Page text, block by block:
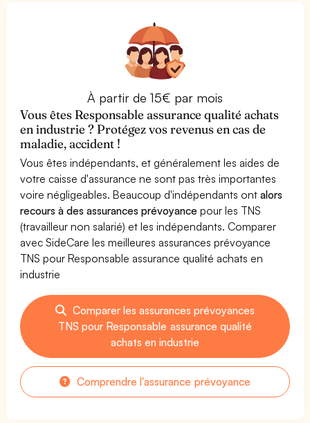
À partir de 15€ par mois
Vous êtes Responsable assurance qualité achats
en industrie ? Protégez vos revenus en cas de
maladie, accident !
Vous êtes indépendants, et généralement les aides de
votre caisse d'assurance ne sont pas très importantes
voire négligeables. Beaucoup d'indépendants ontalors
recours à des assurances prévoyance pour les TNS
(travailleur non salarié) et les indépendants. Comparer
avec SideCare les meilleures assurances prévoyance
TNS pour Responsable assurance qualité achats en
industrie
Comparer les assurances prévoyances
TNS pour Responsable assurance qualité
achats en industrie
Comprendre l'assurance prévoyance